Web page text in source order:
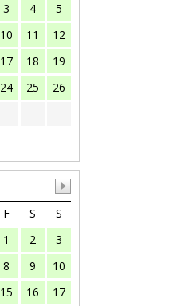
3 4
5
10 11
12
17 18
19
24 25
26
F S
S
1 2
3
8 9
10
15 16
17